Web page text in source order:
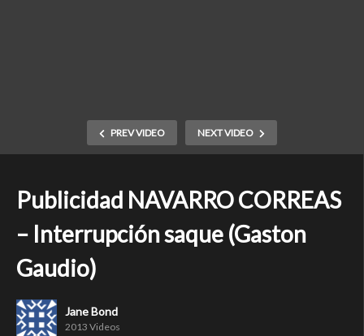
PREV VIDEO NEXT VIDEO
Publicidad NAVARRO CORREAS
– Interrupción saque (Gaston
Gaudio)
Jane Bond
2013 Videos